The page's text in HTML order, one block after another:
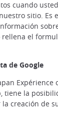
cuando
sitio. Es
el
de Google
Expérience
tiene la
creación de